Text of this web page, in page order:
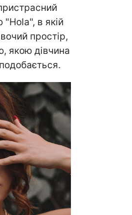
"Hola", в якій
простір,
якою дівчина